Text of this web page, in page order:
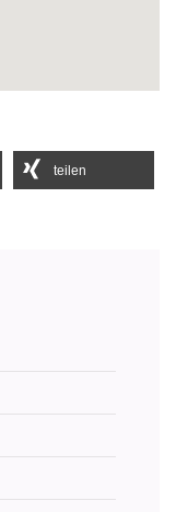
teilen